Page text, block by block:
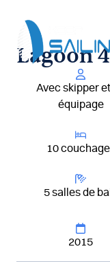
contenu
Lagoon
Avec skipper
équipage
10
5 salles de
2015